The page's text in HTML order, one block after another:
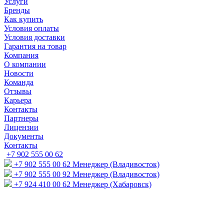
Бренды
Как купить
Условия оплаты
Условия доставки
Гарантия на товар
Компания
О компании
Новости
Команда
Отзывы
Карьера
Контакты
Партнеры
Лицензии
Документы
Контакты
+7 902 555 00 62
+7 902 555 00 62 Менеджер (Владивосток)
+7 902 555 00 92 Менеджер (Владивосток)
+7 924 410 00 62 Менеджер (Хабаровск)